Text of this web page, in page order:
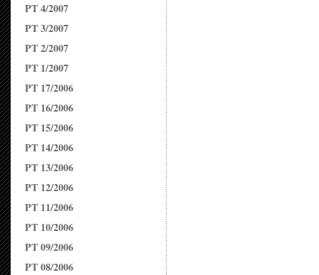
PT 4/2007
PT 3/2007
PT 2/2007
PT 1/2007
PT 17/2006
PT 16/2006
PT 15/2006
PT 14/2006
PT 13/2006
PT 12/2006
PT 11/2006
PT 10/2006
PT 09/2006
PT 08/2006